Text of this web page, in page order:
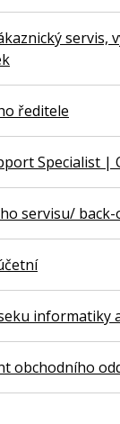
servis,
ředitele
Specialist |
servisu/ back-
informatiky
obchodního